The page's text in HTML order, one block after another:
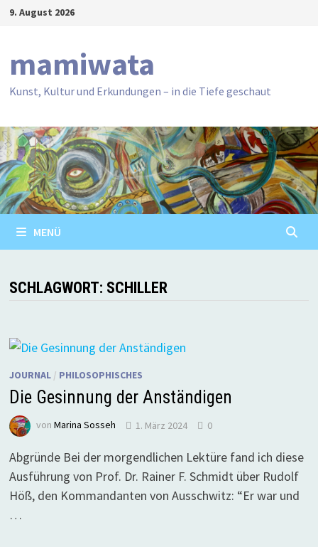
Zum9. August 2026
mamiwata
Kunst, Kultur und Erkundungen – in die Tiefe geschaut
MENÜ
SCHLAGWORT: SCHILLER
JOURNAL/ PHILOSOPHISCHES
Die Gesinnung der Anständigen
von Marina Sosseh 1. März 2024 0
Abgründe Bei der morgendlichen Lektüre fand ich diese
Ausführung von Prof. Dr. Rainer F. Schmidt über Rudolf
Höß, den Kommandanten von Ausschwitz: “Er war und
…